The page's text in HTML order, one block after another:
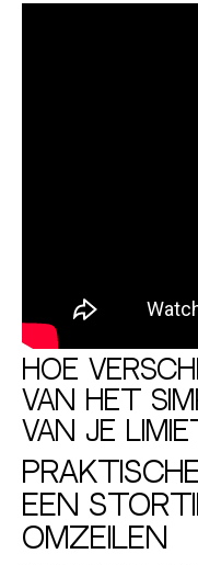
Hoe
van het
van je
een
omzeilen